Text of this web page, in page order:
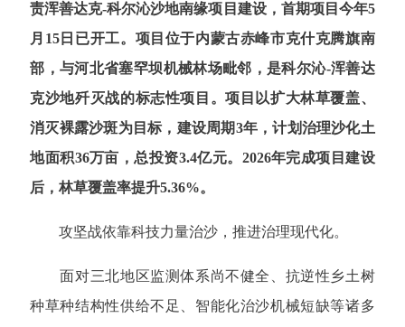
责浑善达克-科尔沁沙地南缘项目建设，首期项目今年5
月15日已开工。项目位于内蒙古赤峰市克什克腾旗南
部，与河北省塞罕坝机械林场毗邻，是科尔沁-浑善达
克沙地歼灭战的标志性项目。项目以扩大林草覆盖、
消灭裸露沙斑为目标，建设周期3年，计划治理沙化土
地面积36万亩，总投资3.4亿元。2026年完成项目建设
后，林草覆盖率提升5.36%。
攻坚战依靠科技力量治沙，推进治理现代化。
面对三北地区监测体系尚不健全、抗逆性乡土树
种草种结构性供给不足、智能化治沙机械短缺等诸多